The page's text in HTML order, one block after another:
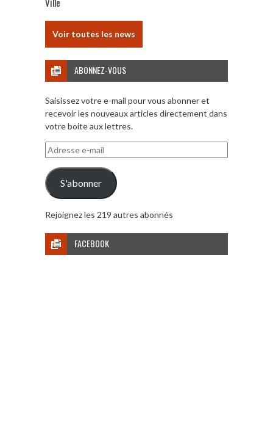
Voir toutes les news
ABONNEZ-VOUS
Saisissez votre e-mail pour vous abonner et
recevoir les nouveaux articles directement dans
votre boite aux lettres.
Adresse
e-
mail
S'abonner
Rejoignez les 219 autres abonnés
FACEBOOK